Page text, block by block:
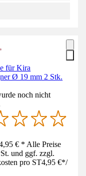
für Kira
Ø 19 mm 2 Stk.
noch nicht
€ * Alle Preise
und ggf. zzgl.
pro ST4,95 €*/